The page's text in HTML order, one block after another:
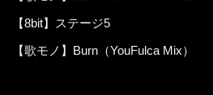
【8bit】ステージ5
【歌モノ】Burn（YouFulca Mix）